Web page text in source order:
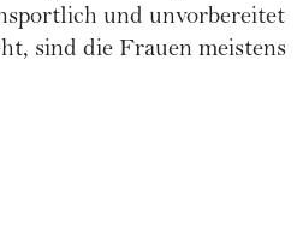
und unvorbereitet
sind die Frauen meistens